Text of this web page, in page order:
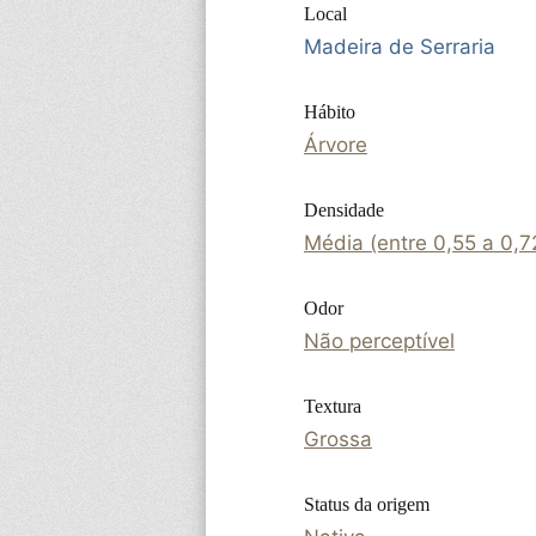
Local
Madeira de Serraria
Hábito
Árvore
Densidade
Média (entre 0,55 a
Odor
Não perceptível
Textura
Grossa
Status da origem